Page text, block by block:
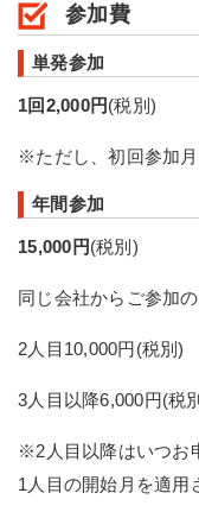
参加費
単発参加
1回2,000円(税別)
※ただし、初回参加月
年間参加
15,000円(税別)
同じ会社からご参加
2人目10,000円(税別)
3人目以降6,000円(税
※2人目以降はいつお
1人目の開始月を適用